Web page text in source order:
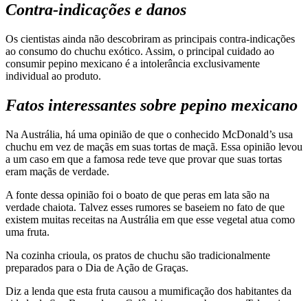
Contra-indicações e danos
Os cientistas ainda não descobriram as principais contra-indicações
ao consumo do chuchu exótico. Assim, o principal cuidado ao
consumir pepino mexicano é a intolerância exclusivamente
individual ao produto.
Fatos interessantes sobre pepino mexicano
Na Austrália, há uma opinião de que o conhecido McDonald’s usa
chuchu em vez de maçãs em suas tortas de maçã. Essa opinião levou
a um caso em que a famosa rede teve que provar que suas tortas
eram maçãs de verdade.
A fonte dessa opinião foi o boato de que peras em lata são na
verdade chaiota. Talvez esses rumores se baseiem no fato de que
existem muitas receitas na Austrália em que esse vegetal atua como
uma fruta.
Na cozinha crioula, os pratos de chuchu são tradicionalmente
preparados para o Dia de Ação de Graças.
Diz a lenda que esta fruta causou a mumificação dos habitantes da